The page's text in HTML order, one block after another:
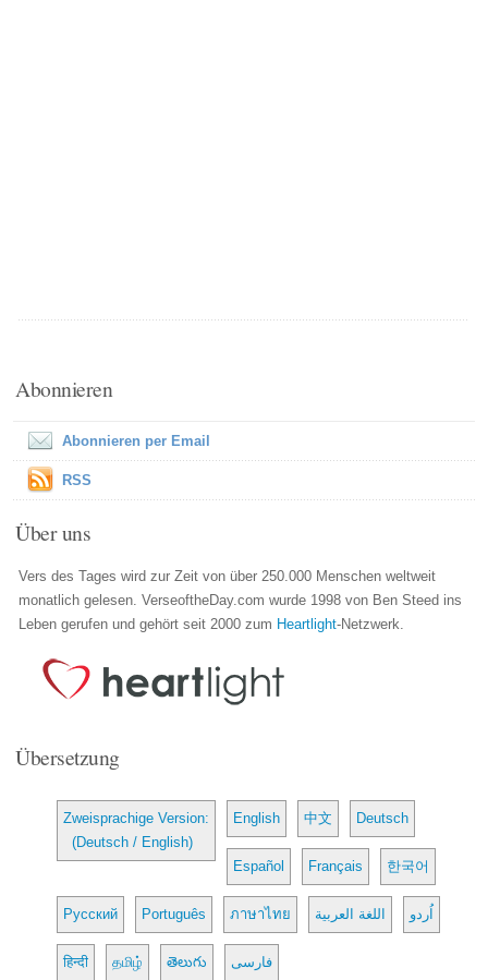
Abonnieren
Abonnieren per Email
RSS
Über uns
Vers des Tages wird zur Zeit von über 250.000 Menschen weltweit
monatlich gelesen. VerseoftheDay.com wurde 1998 von Ben Steed ins
Leben gerufen und gehört seit 2000 zum Heartlight-Netzwerk.
Übersetzung
Zweisprachige Version:
(Deutsch / English)
English 中文 Deutsch
Español Français 한국어
Русский Português ภาษาไทย اللغة العربية اُردو
हिन्दी தமிழ் తెలుగు فارسی